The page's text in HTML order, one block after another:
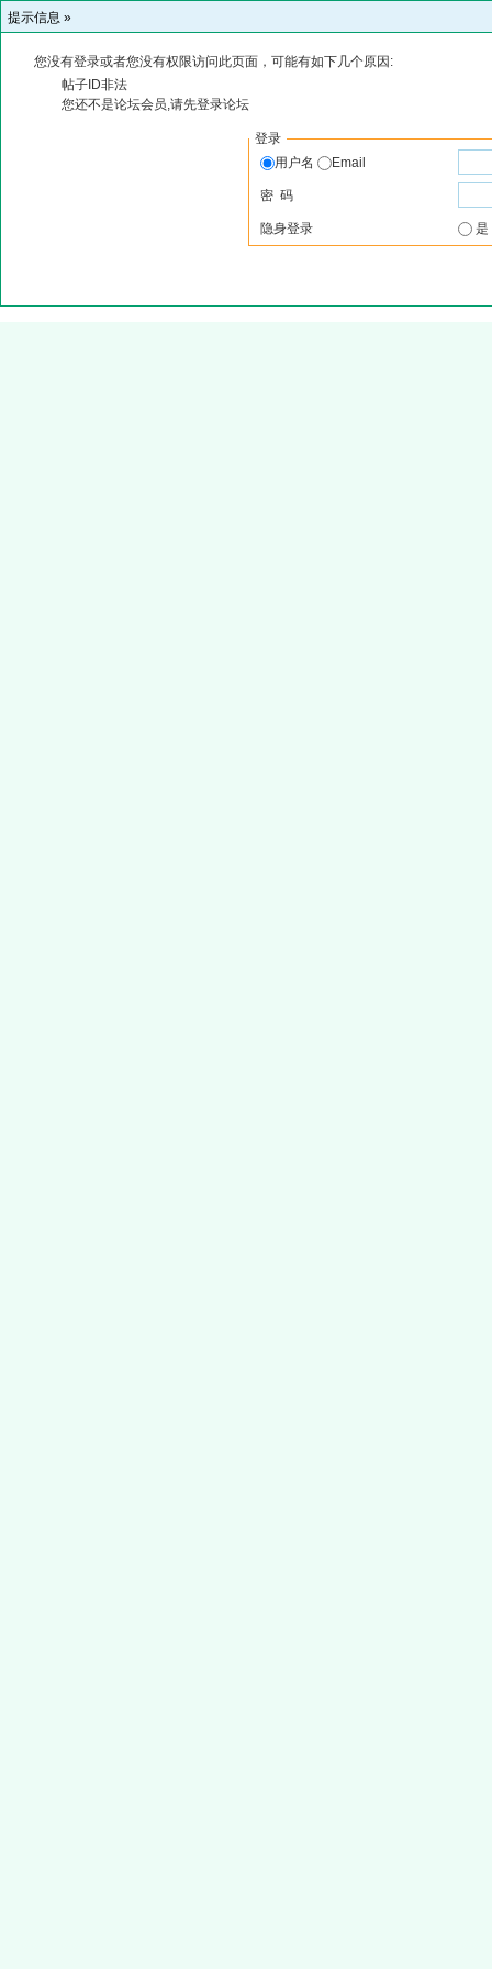
提示信息 »
您没有登录或者您没有权限访问此页面，可能有如下几个原因:
帖子ID非法
您还不是论坛会员,请先登录论坛
登录
用户名
Email
密 码
隐身登录